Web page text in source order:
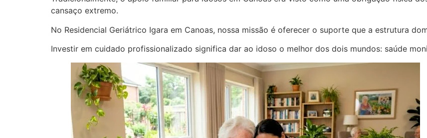
cansaço extremo.
No Residencial Geriátrico Igara em Canoas, nossa missão é oferecer o suporte que a estrutura
Investir em cuidado profissionalizado significa dar ao idoso o melhor dos dois mundos: saúde